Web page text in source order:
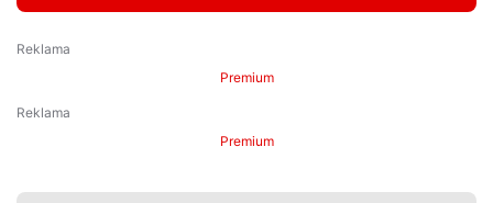
Premium
Premium